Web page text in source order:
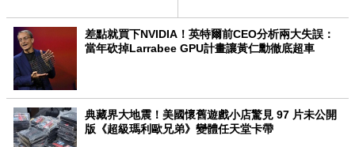
差點就買下NVIDIA！英特爾前CEO分析兩大失誤：
當年砍掉Larrabee GPU計畫讓黃仁勳徹底超車
典藏界大地震！美國懷舊遊戲小店驚見 97 片未公開
版《超級瑪利歐兄弟》變體任天堂卡帶